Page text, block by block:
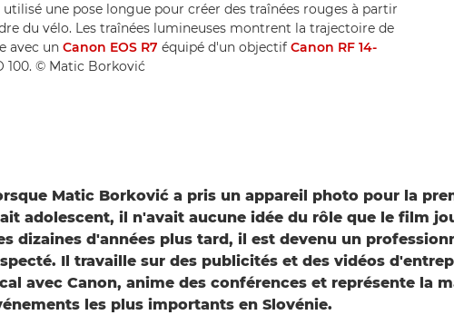
utilisé une pose longue pour créer des traînées rouges à partir
du vélo. Les traînées lumineuses montrent la trajectoire de
avec un Canon EOS R7 équipé d'un objectif Canon RF 14-
100. © Matic Borković
Matic Borković a pris un appareil photo pour la
adolescent, il n'avait aucune idée du rôle que le film
dizaines d'années plus tard, il est devenu un
Il travaille sur des publicités et des vidéos
avec Canon, anime des conférences et représente la
les plus importants en Slovénie.